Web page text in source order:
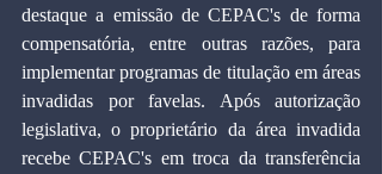
destaque a emissão de CEPAC's de forma
compensatória, entre outras razões, para
implementar programas de titulação em áreas
invadidas por favelas. Após autorização
legislativa, o proprietário da área invadida
recebe CEPAC's em troca da transferência